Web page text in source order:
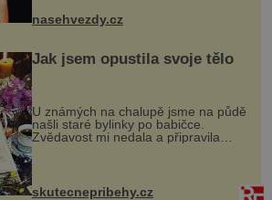
nasehvezdy.cz
Jak jsem opustila svoje tělo
U známých na chalupě jsme na půdě
našli staré bylinky po babičce.
Zvědavost mi nedala a připravila
jsem si z nich lektvar… Zimní pobyt
na chalupě se pro mě vlastní vinou
změnil v děsivý zážitek, na kt...
skutecnepribehy.cz